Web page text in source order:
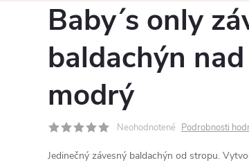
Baby´s only
baldachýn
modrý
Neohodnotené Podrobnosti
Jedinečný závesný baldachýn od stropu.